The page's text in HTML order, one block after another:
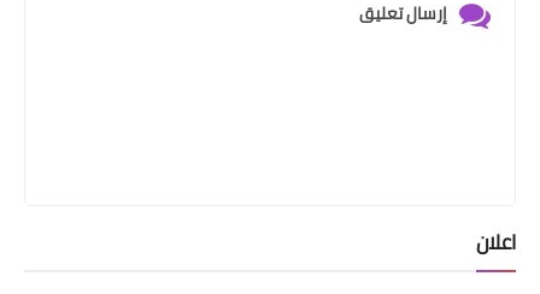
إرسال تعليق
اعلان